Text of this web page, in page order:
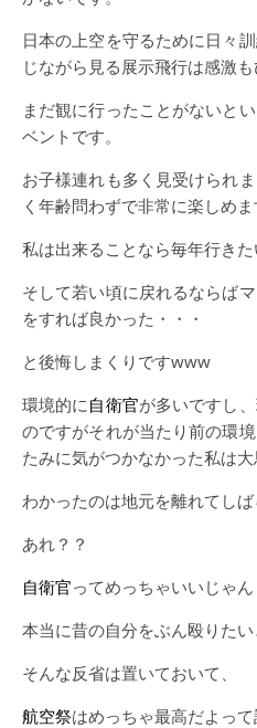
日本の上空を守るために日々
じながら見る展示飛行は感激も
まだ観に行ったことがないと
ベントです。
お子様連れも多く見受けられ
く年齢問わずで非常に楽しめま
私は出来ることなら毎年行き
そして若い頃に戻れるならば
をすれば良かった・・・
と後悔しまくりですwww
環境的に自衛官が多いですし
のですがそれが当たり前の環
たみに気がつかなかった私は大
わかったのは地元を離れてしば
あれ？？
自衛官ってめっちゃいいじゃ
本当に昔の自分をぶん殴りたい
そんな反省は置いておいて、
航空祭はめっちゃ最高だよっ